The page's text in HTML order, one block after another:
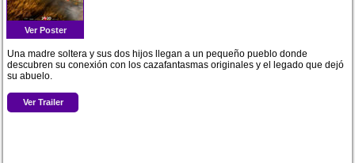
Ver Poster
Una madre soltera y sus dos hijos llegan a un pequeño pueblo donde
descubren su conexión con los cazafantasmas originales y el legado que dejó
su abuelo.
Ver Trailer